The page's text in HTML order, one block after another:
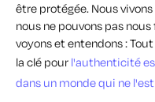
être protégée. Nous
nous ne pouvons pas
voyons et entendons :
la clé pour l'authenticité
dans un monde qui ne